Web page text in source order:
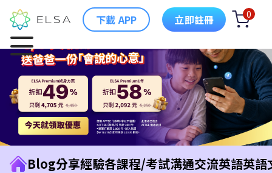
下載 APP 立即註冊 0
Blog分享經驗各課程/考試溝通交流英語英語